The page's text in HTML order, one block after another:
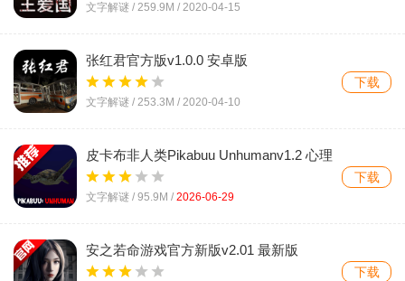
文字解谜 / 259.9M / 2020-04-15
张红君官方版v1.0.0 安卓版
文字解谜 / 253.3M / 2020-04-10
下载
皮卡布非人类Pikabuu Unhumanv1.2 心理
恐怖叙事冒险
文字解谜 / 95.9M / 2026-06-29
下载
安之若命游戏官方新版v2.01 最新版
下载